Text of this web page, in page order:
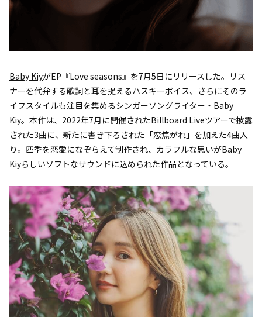
Baby KiyがEP『Love seasons』を7月5日にリリースした。リス
ナーを代弁する歌詞と耳を捉えるハスキーボイス、さらにそのラ
イフスタイルも注目を集めるシンガーソングライター・Baby
Kiy。本作は、2022年7月に開催されたBillboard Liveツアーで披露
された3曲に、新たに書き下ろされた「恋焦がれ」を加えた4曲入
り。四季を恋愛になぞらえて制作され、カラフルな思いがBaby
Kiyらしいソフトなサウンドに込められた作品となっている。